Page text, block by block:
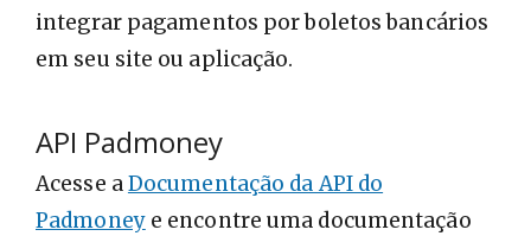
integrar pagamentos por boletos bancários
em seu site ou aplicação.
API Padmoney
Acesse aDocumentação da API do
Padmoneye encontre uma documentação
Facebook